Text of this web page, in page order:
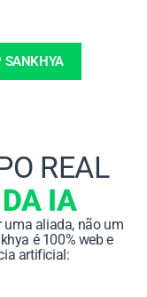
SANKHYA
REAL
IA
uma aliada, não um
é 100% web e
artificial: